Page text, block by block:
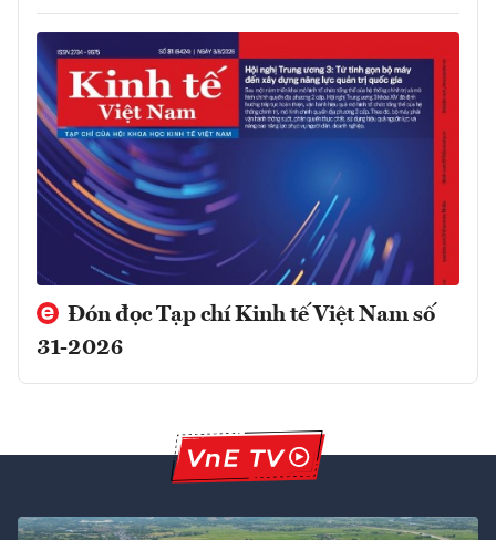
Đón đọc Tạp chí Kinh tế Việt Nam số
31-2026